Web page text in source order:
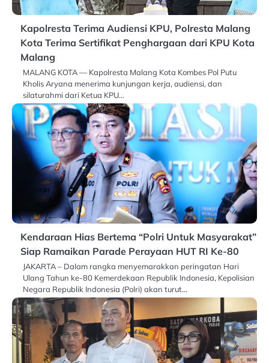
Kapolresta Terima Audiensi KPU, Polresta Malang
Kota Terima Sertifikat Penghargaan dari KPU Kota
Malang
MALANG KOTA — Kapolresta Malang Kota Kombes Pol Putu
Kholis Aryana menerima kunjungan kerja, audiensi, dan
silaturahmi dari Ketua KPU…
Kendaraan Hias Bertema “Polri Untuk Masyarakat”
Siap Ramaikan Parade Perayaan HUT RI Ke-80
JAKARTA – Dalam rangka menyemarakkan peringatan Hari
Ulang Tahun ke-80 Kemerdekaan Republik Indonesia, Kepolisian
Negara Republik Indonesia (Polri) akan turut…